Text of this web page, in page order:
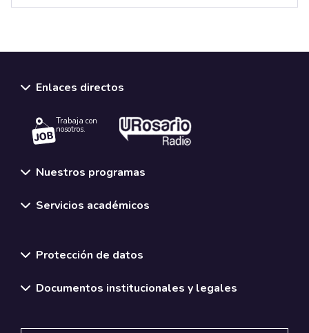
Enlaces directos
Trabaja con
nosotros.
Nuestros programas
Servicios académicos
Protección de datos
Documentos institucionales y legales